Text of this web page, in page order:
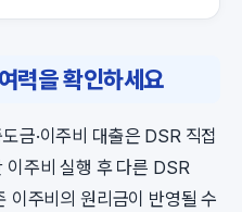
력을 확인하세요
금·이주비 대출은 DSR 직접
이주비 실행 후 다른 DSR
이주비의 원리금이 반영될 수